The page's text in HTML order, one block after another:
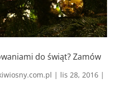
do świąt? Zamów
| lis 28, 2016|